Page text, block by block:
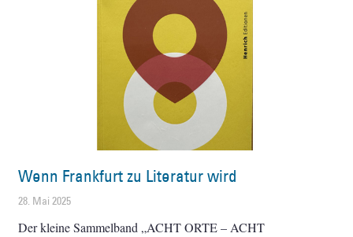
Wenn Frankfurt zu Literatur wird
28. Mai 2025
Der kleine Sammelband „ACHT ORTE – ACHT